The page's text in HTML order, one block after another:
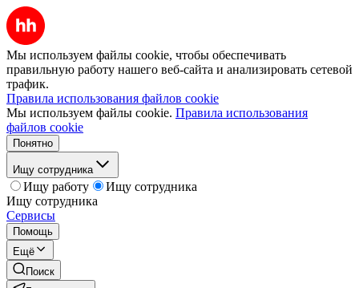
Мы используем файлы cookie, чтобы обеспечивать
правильную работу нашего веб-сайта и анализировать сетевой
трафик.
Правила использования файлов cookie
Мы используем файлы cookie. Правила использования
файлов cookie
Понятно
Ищу сотрудника
Ищу работу
Ищу сотрудника
Ищу сотрудника
Сервисы
Помощь
Ещё
Поиск